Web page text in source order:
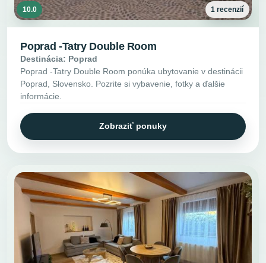
10.0 1 recenzií
Poprad -Tatry Double Room
Destinácia: Poprad
Poprad -Tatry Double Room ponúka ubytovanie v destinácii
Poprad, Slovensko. Pozrite si vybavenie, fotky a ďalšie
informácie.
Zobraziť ponuky